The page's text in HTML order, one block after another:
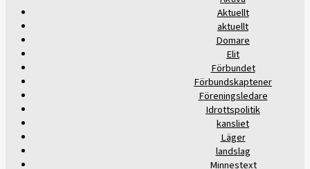
Aktuellt
aktuellt
Domare
Elit
Förbundet
Förbundskaptener
Föreningsledare
Idrottspolitik
kansliet
Läger
landslag
Minnestext